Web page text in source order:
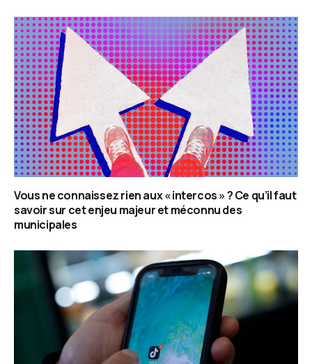
Vous ne connaissez rien aux « intercos » ? Ce qu’il faut
savoir sur cet enjeu majeur et méconnu des
municipales